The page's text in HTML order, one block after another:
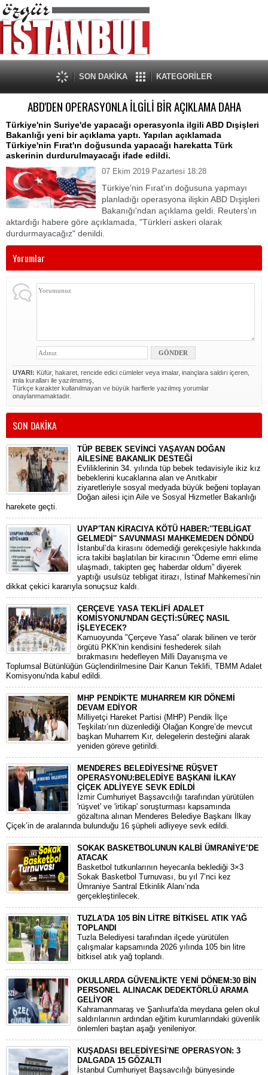
SON DAKİKA KATEGORİLER
ABD'DEN OPERASYONLA İLGİLİ BİR AÇIKLAMA DAHA
Türkiye'nin Suriye'de yapacağı operasyonla ilgili ABD Dışişleri
Bakanlığı yeni bir açıklama yaptı. Yapılan açıklamada
Türkiye'nin Fırat'ın doğusunda yapacağı harekatta Türk
askerinin durdurulmayacağı ifade edildi.
07 Ekim 2019 Pazartesi 18:28
Türkiye'nin Fırat'ın doğusuna yapmayı
planladığı operasyona ilişkin ABD Dışişleri
Bakanığı'ndan açıklama geldi. Reuters'ın
aktardığı habere göre açıklamada, "Türkleri askeri olarak
durdurmayacağız" denildi.
Yorumlar
UYARI: Küfür, hakaret, rencide edici cümleler veya imalar, inançlara saldırı içeren,
imla kuralları ile yazılmamış,
Türkçe karakter kullanılmayan ve büyük harflerle yazılmış yorumlar
onaylanmamaktadır.
SON DAKİKA
TÜP BEBEK SEVİNCİ YAŞAYAN DOĞAN
AİLESİNE BAKANLIK DESTEĞİ
​Evliliklerinin 34. yılında tüp bebek tedavisiyle ikiz kız
bebeklerini kucaklarına alan ve Anıtkabir
ziyaretleriyle sosyal medyada büyük beğeni toplayan
Doğan ailesi için Aile ve Sosyal Hizmetler Bakanlığı
harekete geçti.
UYAP'TAN KİRACIYA KÖTÜ HABER:''TEBLİGAT
GELMEDİ'' SAVUNMASI MAHKEMEDEN DÖNDÜ
​İstanbul’da kirasını ödemediği gerekçesiyle hakkında
icra takibi başlatılan bir kiracının “Ödeme emri elime
ulaşmadı, takipten geç haberdar oldum” diyerek
yaptığı usulsüz tebligat itirazı, İstinaf Mahkemesi’nin
dikkat çekici kararıyla sonuçsuz kaldı.
ÇERÇEVE YASA TEKLİFİ ADALET
KOMİSYONU'NDAN GEÇTİ:SÜREÇ NASIL
İŞLEYECEK?
​Kamuoyunda "Çerçeve Yasa" olarak bilinen ve terör
örgütü PKK'nin kendisini feshederek silah
bırakmasını hedefleyen Milli Dayanışma ve
Toplumsal Bütünlüğün Güçlendirilmesine Dair Kanun Teklifi, TBMM Adalet
Komisyonu'nda kabul edildi.
MHP PENDİK'TE MUHARREM KIR DÖNEMİ
DEVAM EDİYOR
​Milliyetçi Hareket Partisi (MHP) Pendik İlçe
Teşkilatı’nın düzenlediği Olağan Kongre’de mevcut
başkan Muharrem Kır, delegelerin desteğini alarak
yeniden göreve getirildi.
MENDERES BELEDİYESİ'NE RÜŞVET
OPERASYONU:BELEDİYE BAŞKANI İLKAY
ÇİÇEK ADLİYEYE SEVK EDİLDİ
​İzmir Cumhuriyet Başsavcılığı tarafından yürütülen
'rüşvet' ve 'irtikap' soruşturması kapsamında
gözaltına alınan Menderes Belediye Başkanı İlkay
Çiçek’in de aralarında bulunduğu 16 şüpheli adliyeye sevk edildi.
SOKAK BASKETBOLUNUN KALBİ ÜMRANİYE’DE
ATACAK
Basketbol tutkunlarının heyecanla beklediği 3×3
Sokak Basketbol Turnuvası, bu yıl 7’nci kez
Ümraniye Santral Etkinlik Alanı’nda
gerçekleştirilecek.
TUZLA'DA 105 BİN LİTRE BİTKİSEL ATIK YAĞ
TOPLANDI
Tuzla Belediyesi tarafından ilçede yürütülen
çalışmalar kapsamında 2026 yılında 105 bin litre
bitkisel atık yağ toplandı.
OKULLARDA GÜVENLİKTE YENİ DÖNEM:30 BİN
PERSONEL ALINACAK DEDEKTÖRLÜ ARAMA
GELİYOR
​Kahramanmaraş ve Şanlıurfa'da meydana gelen okul
saldırılarının ardından eğitim kurumlarındaki güvenlik
önlemleri baştan aşağı yenileniyor.
KUŞADASI BELEDİYESİ'NE OPERASYON: 3
DALGADA 15 GÖZALTI
​İstanbul Cumhuriyet Başsavcılığı bünyesinde